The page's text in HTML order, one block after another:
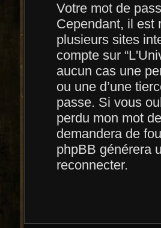
Votre mot de
Cependant, il est
plusieurs sites
compte sur
aucun cas une
ou une d’une
passe. Si vous
perdu mon mot
demandera de
phpBB générera
reconnecter.